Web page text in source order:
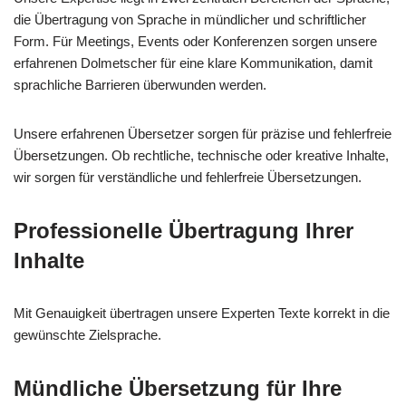
die Übertragung von Sprache in mündlicher und schriftlicher
Form. Für Meetings, Events oder Konferenzen sorgen unsere
erfahrenen Dolmetscher für eine klare Kommunikation, damit
sprachliche Barrieren überwunden werden.
Unsere erfahrenen Übersetzer sorgen für präzise und fehlerfreie
Übersetzungen. Ob rechtliche, technische oder kreative Inhalte,
wir sorgen für verständliche und fehlerfreie Übersetzungen.
Professionelle Übertragung Ihrer
Inhalte
Mit Genauigkeit übertragen unsere Experten Texte korrekt in die
gewünschte Zielsprache.
Mündliche Übersetzung für Ihre